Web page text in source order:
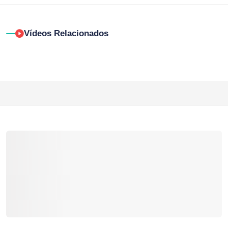
Vídeos Relacionados